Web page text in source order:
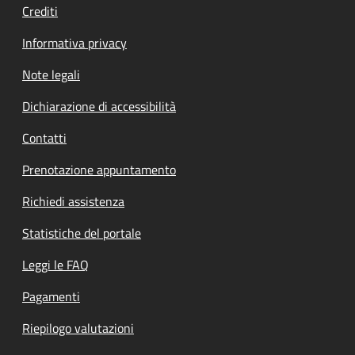
Crediti
Informativa privacy
Note legali
Dichiarazione di accessibilità
Contatti
Prenotazione appuntamento
Richiedi assistenza
Statistiche del portale
Leggi le FAQ
Pagamenti
Riepilogo valutazioni